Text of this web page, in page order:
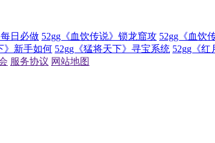
日必做 52gg《血饮传说》锁龙窟攻 52gg《血饮
》新手如何 52gg《猛将天下》寻宝系统 52gg《红
服务协议 网站地图